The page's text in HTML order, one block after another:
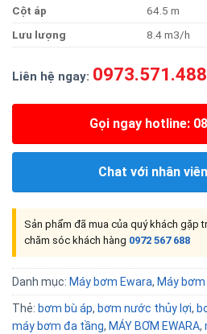
Cột áp
64.5 m
Lưu lượng 8.4 m3/h
Liên hệ ngay: 0973.571.488
Gọi ngay hotline:
Chat với nhân
Sản phẩm đã mua của quý khách gặp
chăm sóc khách hàng 0972 567 688
Danh mục: Máy bơm Ewara, Máy
Thẻ: bơm bù áp, bơm nước thủy lợi,
máy bơm đa tầng, MÁY BƠM EWARA,